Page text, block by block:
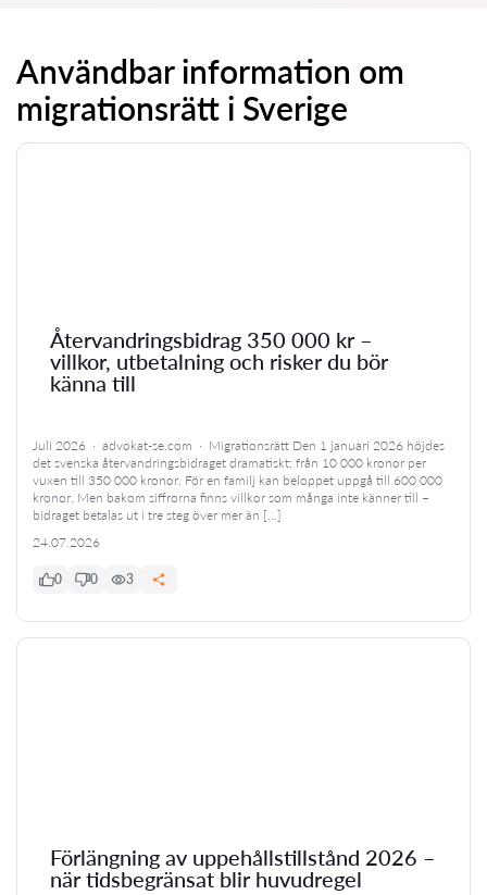
Användbar information om
migrationsrätt i Sverige
Återvandringsbidrag 350 000 kr –
villkor, utbetalning och risker du bör
känna till
Juli 2026 · advokat-se.com · Migrationsrätt Den 1 januari 2026 höjdes
det svenska återvandringsbidraget dramatiskt: från 10 000 kronor per
vuxen till 350 000 kronor. För en familj kan beloppet uppgå till 600 000
kronor. Men bakom siffrorna finns villkor som många inte känner till –
bidraget betalas ut i tre steg över mer än […]
24.07.2026
0 0 3
Förlängning av uppehållstillstånd 2026 –
när tidsbegränsat blir huvudregel